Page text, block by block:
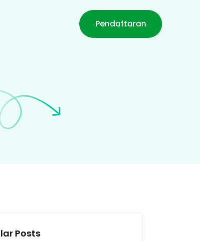
Pendaftaran
Posts